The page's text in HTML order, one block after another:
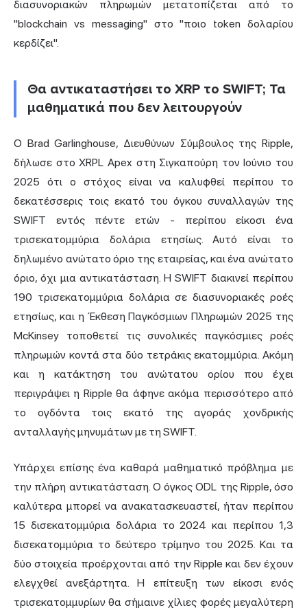
διασυνοριακών πληρωμών μετατοπίζεται από το
"blockchain vs messaging" στο "ποιο token δολαρίου
κερδίζει".
Θα αντικαταστήσει το XRP το SWIFT; Τα
μαθηματικά που δεν λειτουργούν
Ο Brad Garlinghouse, Διευθύνων Σύμβουλος της Ripple,
δήλωσε στο XRPL Apex στη Σιγκαπούρη τον Ιούνιο του
2025 ότι ο στόχος είναι να καλυφθεί περίπου το
δεκατέσσερις τοις εκατό του όγκου συναλλαγών της
SWIFT εντός πέντε ετών - περίπου είκοσι ένα
τρισεκατομμύρια δολάρια ετησίως. Αυτό είναι το
δηλωμένο ανώτατο όριο της εταιρείας, και ένα ανώτατο
όριο, όχι μια αντικατάσταση. Η SWIFT διακινεί περίπου
190 τρισεκατομμύρια δολάρια σε διασυνοριακές ροές
ετησίως, και η Έκθεση Παγκόσμιων Πληρωμών 2025 της
McKinsey τοποθετεί τις συνολικές παγκόσμιες ροές
πληρωμών κοντά στα δύο τετράκις εκατομμύρια. Ακόμη
και η κατάκτηση του ανώτατου ορίου που έχει
περιγράψει η Ripple θα άφηνε ακόμα περισσότερο από
το ογδόντα τοις εκατό της αγοράς χονδρικής
ανταλλαγής μηνυμάτων με τη SWIFT.
Υπάρχει επίσης ένα καθαρά μαθηματικό πρόβλημα με
την πλήρη αντικατάσταση. Ο όγκος ODL της Ripple, όσο
καλύτερα μπορεί να ανακατασκευαστεί, ήταν περίπου
15 δισεκατομμύρια δολάρια το 2024 και περίπου 1,3
δισεκατομμύρια το δεύτερο τρίμηνο του 2025. Και τα
δύο στοιχεία προέρχονται από την Ripple και δεν έχουν
ελεγχθεί ανεξάρτητα. Η επίτευξη των είκοσι ενός
τρισεκατομμυρίων θα σήμαινε χίλιες φορές μεγαλύτερη